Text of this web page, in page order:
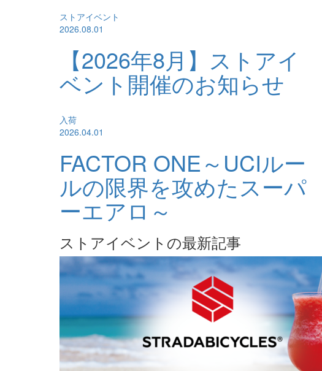
ストアイベント
2026.08.01
【2026年8月】ストアイ
ベント開催のお知らせ
入荷
2026.04.01
FACTOR ONE～UCIルー
ルの限界を攻めたスーパ
ーエアロ～
ストアイベントの最新記事